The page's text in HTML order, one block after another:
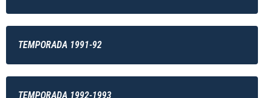
TEMPORADA 1991-92
TEMPORADA 1992-1993